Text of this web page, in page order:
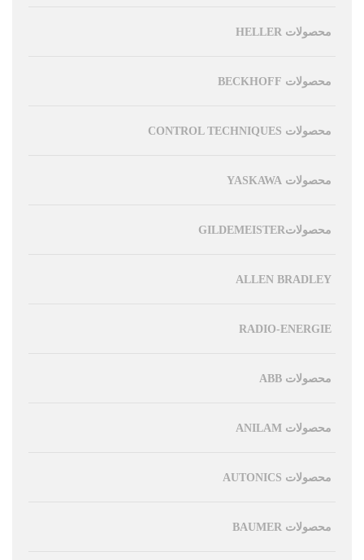
محصولات HELLER
محصولات BECKHOFF
محصولات CONTROL TECHNIQUES
محصولات YASKAWA
محصولاتGILDEMEISTER
ALLEN BRADLEY
RADIO-ENERGIE
محصولات ABB
محصولات ANILAM
محصولات AUTONICS
محصولات BAUMER